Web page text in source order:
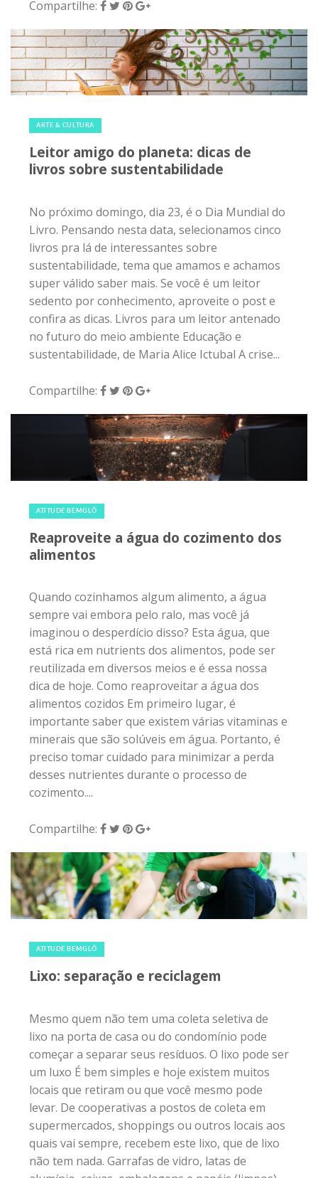
Livro. Pensando nesta data, selecionamos cinco
livros pra lá de interessantes sobre
sustentabilidade, tema que amamos e achamos
super válido saber mais. Se você é um leitor
confira as dicas. Livros para um leitor antenado
no futuro do meio ambiente Educação e
sustentabilidade, de Maria Alice Ictubal A crise...
28 de fevereiro de 2017 | 0
ATITUDE BEMGLÔ
Reaproveite a água do cozimento dos
sempre vai embora pelo ralo, mas você já
imaginou o desperdício disso? Esta água, que
está rica em nutrients dos alimentos, pode ser
reutilizada em diversos meios e é essa nossa
alimentos cozidos Em primeiro lugar, é
importante saber que existem várias vitaminas e
minerais que são solúveis em água. Portanto, é
cozimento....
Compartilhe:
22 de novembro de 2016 | 0
ATITUDE BEMGLÔ
Lixo: separação e reciclagem
Mesmo quem não tem uma coleta seletiva de
começar a separar seus resíduos. O lixo pode ser
um luxo É bem simples e hoje existem muitos
locais que retiram ou que você mesmo pode
levar. De cooperativas a postos de coleta em
quais vai sempre, recebem este lixo, que de lixo
não tem nada. Garrafas de vidro, latas de
materiais plásticos, tudo isso...
Compartilhe:
11 de outubro de 2016 | 0